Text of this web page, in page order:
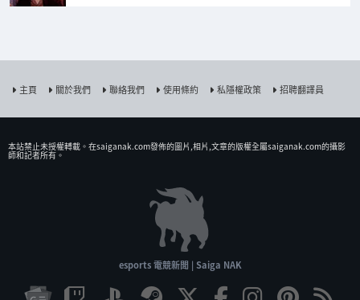
主頁 關於我們 聯絡我們 使用條約 私隱權政策 招聘翻譯員
本站禁止未授權𨍭載。在saiganak.com發佈的圖片,相片,文章的版權全屬saiganak.com的攝影
師和記者所有。
esports 電競新聞 | Saiga NAK